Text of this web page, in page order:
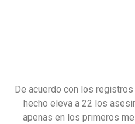
De acuerdo con los
hecho eleva a 22 los
apenas en los primeros